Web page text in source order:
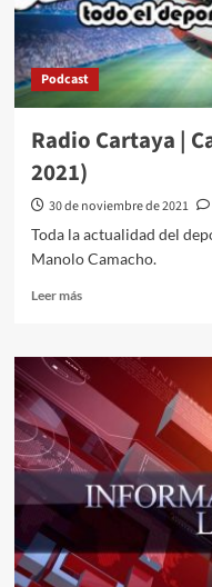
Podcast
Radio Cartaya |
2021)
30 de noviembre de 2021
Toda la actualidad del
Manolo Camacho.
Leer más